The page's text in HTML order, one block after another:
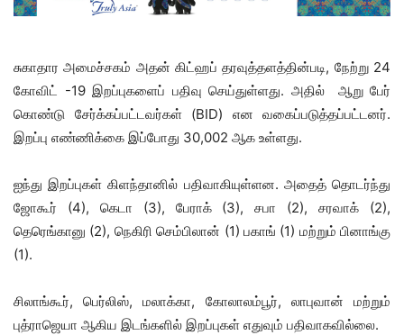
சுகாதார அமைச்சகம் அதன் கிட்ஹப் தரவுத்தளத்தின்படி, நேற்று 24
கோவிட் -19 இறப்புகளைப் பதிவு செய்துள்ளது. அதில் ஆறு பேர்
கொண்டு சேர்க்கப்பட்டவர்கள் (BID) என வகைப்படுத்தப்பட்டனர்.
இறப்பு எண்ணிக்கை இப்போது 30,002 ஆக உள்ளது.
ஐந்து இறப்புகள் கிளந்தானில் பதிவாகியுள்ளன. அதைத் தொடர்ந்து
ஜோகூர் (4), கெடா (3), பேராக் (3), சபா (2), சரவாக் (2),
தெரெங்கானு (2), நெகிரி செம்பிலான் (1) பகாங் (1) மற்றும் பினாங்கு
(1).
சிலாங்கூர், பெர்லிஸ், மலாக்கா, கோலாலம்பூர், லாபுவான் மற்றும்
புத்ராஜெயா ஆகிய இடங்களில் இறப்புகள் எதுவும் பதிவாகவில்லை.